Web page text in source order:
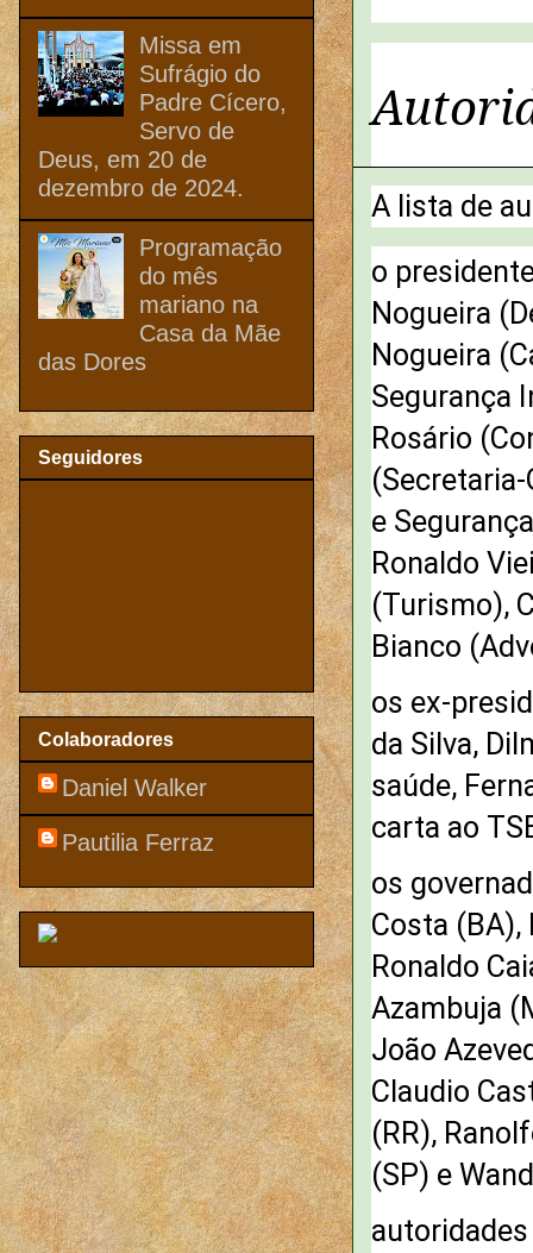
A lista de
o
Nogueira
Nogueira
Segurança
Rosário
e
Ronaldo
(Turismo),
Bianco
os ex-
da Silva,
saúde,
carta ao
os
Costa (BA),
Ronaldo
Azambuja
João
Claudio
(RR),
(SP) e
Missa em
Sufrágio do
Padre Cícero,
Servo de
Deus, em 20 de
dezembro de 2024.
Programação
do mês
mariano na
Casa da Mãe
das Dores
Seguidores
Colaboradores
Daniel Walker
Pautilia Ferraz